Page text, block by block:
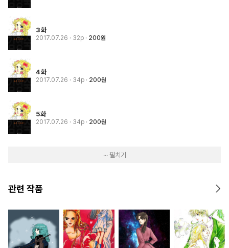
3화
2017.07.26 · 32p 200원
4화
2017.07.26 · 34p 200원
5화
2017.07.26 · 34p 200원
··· 펼치기
관련 작품